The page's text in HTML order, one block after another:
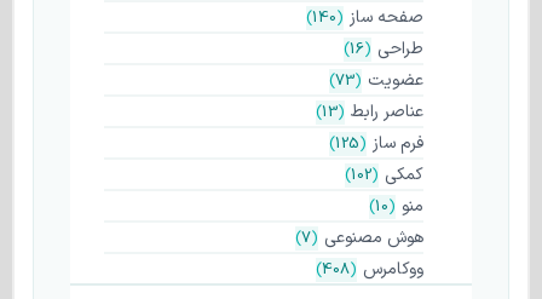
صفحه ساز (
140
)
طراحی (
16
)
عضویت (
73
)
عناصر رابط (
13
)
فرم ساز (
125
)
کمکی (
102
)
منو (
10
)
هوش مصنوعی (
7
)
ووکامرس (
408
)